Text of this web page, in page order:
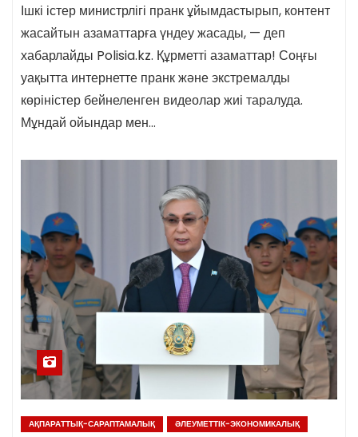
Ішкі істер министрлігі пранк ұйымдастырып, контент
жасайтын азаматтарға үндеу жасады, — деп
хабарлайды Polisia.kz. Құрметті азаматтар! Соңғы
уақытта интернетте пранк және экстремалды
көріністер бейнеленген видеолар жиі таралуда.
Мұндай ойындар мен…
АҚПАРАТТЫҚ-САРАПТАМАЛЫҚ ӘЛЕУМЕТТІК-ЭКОНОМИКАЛЫҚ